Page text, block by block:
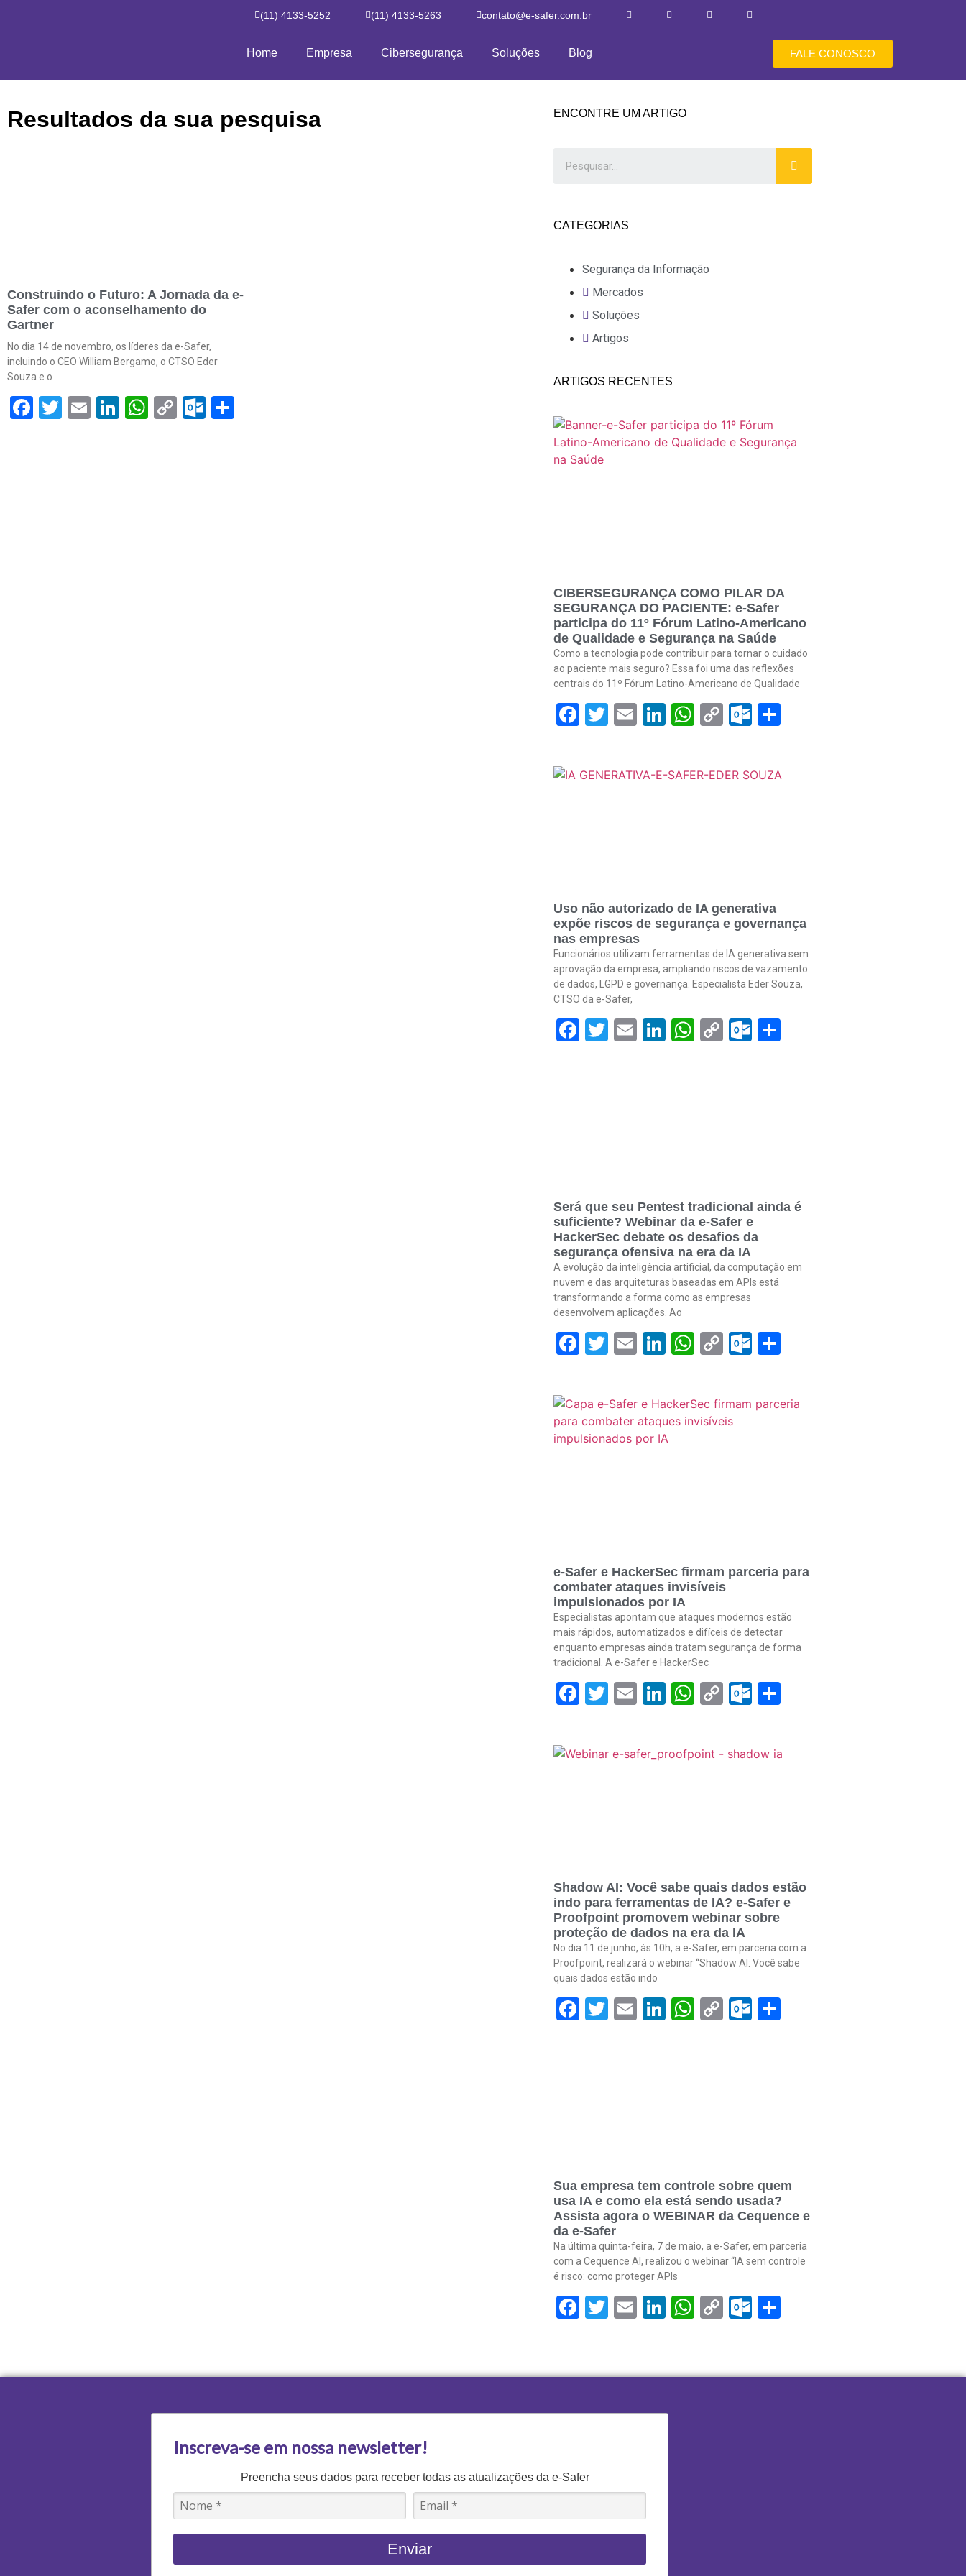
(11) 4133-5252 (11) 4133-5263 contato@e-safer.com.br
Home Empresa Cibersegurança Soluções Blog FALE CONOSCO
Resultados da sua pesquisa
Construindo o Futuro: A Jornada da e-
Safer com o aconselhamento do
Gartner
No dia 14 de novembro, os líderes da e-Safer,
incluindo o CEO William Bergamo, o CTSO Eder
Souza e o
Facebook
Twitter
EmailLinkedIn
WhatsApp
CopyOutlook.com
ENCONTRE UM ARTIGO
CATEGORIAS
Segurança da Informação
Mercados
Soluções
Artigos
ARTIGOS RECENTES
CIBERSEGURANÇA COMO PILAR DA
SEGURANÇA DO PACIENTE: e-Safer
participa do 11º Fórum Latino-Americano
de Qualidade e Segurança na Saúde
Como a tecnologia pode contribuir para tornar o cuidado
ao paciente mais seguro? Essa foi uma das reflexões
centrais do 11º Fórum Latino-Americano de Qualidade
Facebook
Twitter
EmailLinkedIn
WhatsApp
CopyOutlook.com
Share
Uso não autorizado de IA generativa
expõe riscos de segurança e governança
nas empresas
Funcionários utilizam ferramentas de IA generativa sem
aprovação da empresa, ampliando riscos de vazamento
de dados, LGPD e governança. Especialista Eder Souza,
CTSO da e-Safer,
Facebook
Twitter
EmailLinkedIn
WhatsApp
CopyOutlook.com
Share
Será que seu Pentest tradicional ainda é
suficiente? Webinar da e-Safer e
HackerSec debate os desafios da
segurança ofensiva na era da IA
A evolução da inteligência artificial, da computação em
nuvem e das arquiteturas baseadas em APIs está
transformando a forma como as empresas
desenvolvem aplicações. Ao
Facebook
Twitter
EmailLinkedIn
WhatsApp
CopyOutlook.com
Share
e-Safer e HackerSec firmam parceria para
combater ataques invisíveis
impulsionados por IA
Especialistas apontam que ataques modernos estão
mais rápidos, automatizados e difíceis de detectar
enquanto empresas ainda tratam segurança de forma
tradicional. A e-Safer e HackerSec
Facebook
Twitter
EmailLinkedIn
WhatsApp
CopyOutlook.com
Share
Shadow AI: Você sabe quais dados estão
indo para ferramentas de IA? e-Safer e
Proofpoint promovem webinar sobre
proteção de dados na era da IA
No dia 11 de junho, às 10h, a e-Safer, em parceria com a
Proofpoint, realizará o webinar “Shadow AI: Você sabe
quais dados estão indo
Facebook
Twitter
EmailLinkedIn
WhatsApp
CopyOutlook.com
Share
Sua empresa tem controle sobre quem
usa IA e como ela está sendo usada?
Assista agora o WEBINAR da Cequence e
da e-Safer
Na última quinta-feira, 7 de maio, a e-Safer, em parceria
com a Cequence AI, realizou o webinar “IA sem controle
é risco: como proteger APIs
Facebook
Twitter
EmailLinkedIn
WhatsApp
CopyOutlook.com
Share
Inscreva-se em nossa newsletter!
Preencha seus dados para receber todas as atualizações da e-Safer
Enviar